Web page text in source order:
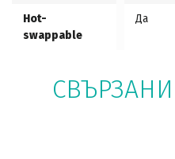
Hot-
swappable
Да